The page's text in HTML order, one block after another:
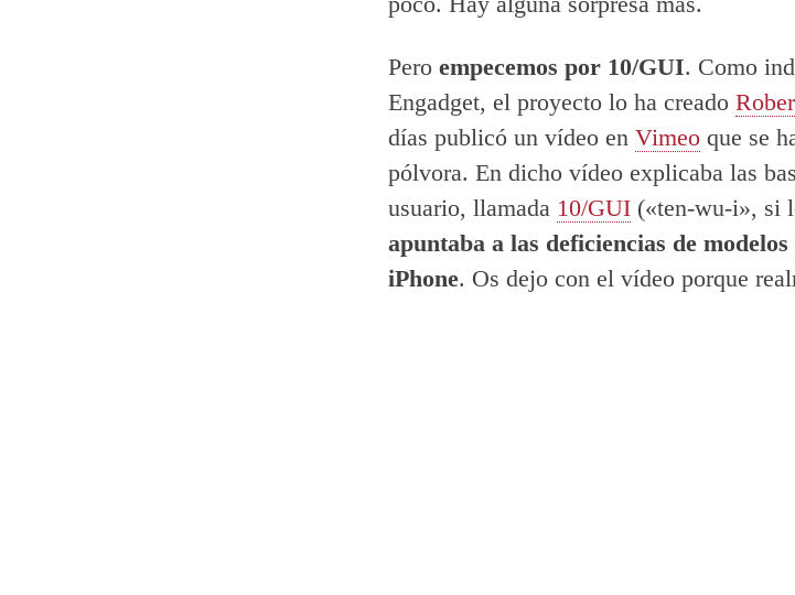
Pero empecemos por 10/GUI. Como
Engadget, el proyecto lo ha creado
días publicó un vídeo en Vimeo que se
pólvora. En dicho vídeo explicaba las
usuario, llamada 10/GUI («ten-wu-i», si
apuntaba a las deficiencias de
iPhone. Os dejo con el vídeo porque